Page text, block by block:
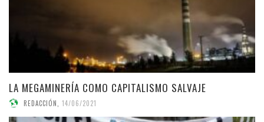
LA MEGAMINERÍA COMO CAPITALISMO SALVAJE
REDACCIÓN 14/06/2021